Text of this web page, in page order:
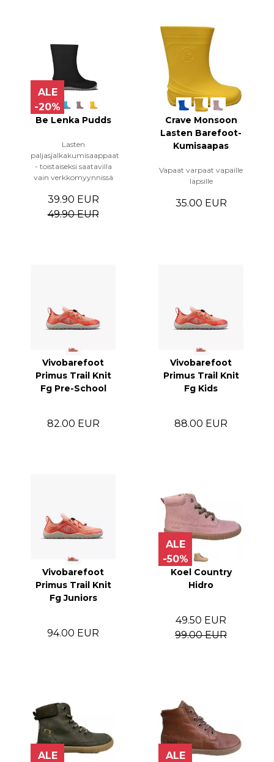
ALE
-20%
Be Lenka Pudds
Lasten
paljasjalkakumisaappaat
- toistaiseksi saatavilla
vain verkkomyynnissä
39.90 EUR
49.90 EUR
Crave Monsoon
Lasten Barefoot-
Kumisaapas
Vapaat varpaat vapaille
lapsille
35.00 EUR
Vivobarefoot
Primus Trail Knit
Fg Pre-School
82.00 EUR
Vivobarefoot
Primus Trail Knit
Fg Kids
88.00 EUR
Vivobarefoot
Primus Trail Knit
Fg Juniors
94.00 EUR
ALE
-50%
Koel Country
Hidro
49.50 EUR
99.00 EUR
ALE
ALE